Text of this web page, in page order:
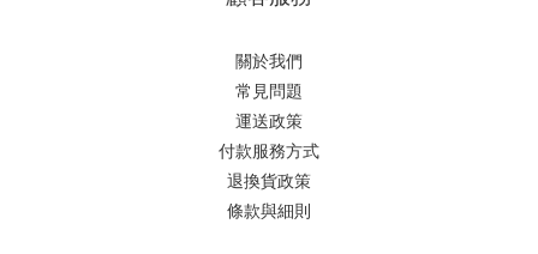
關於我們
常見問題
運送政策
付款服務方式
退換貨政策
條款與細則